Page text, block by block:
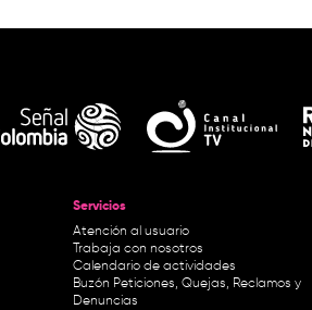
Servicios
Atención al usuario
Trabaja con nosotros
Calendario de actividades
Buzón Peticiones, Quejas, Reclamos y
Denuncias